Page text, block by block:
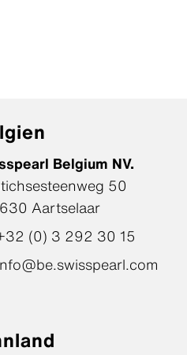
Belgium NV.
50
Aartselaar
(0) 3 292 30 15